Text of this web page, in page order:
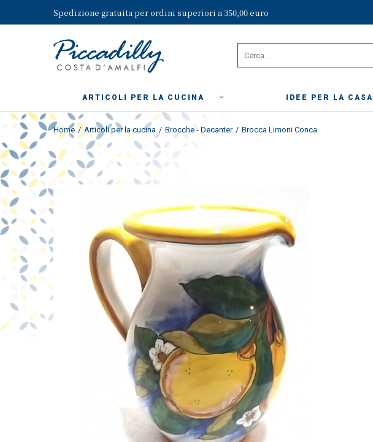
Spedizione gratuita per ordini superiori a 350,00 euro
ARTICOLI PER LA CUCINA IDEE PER LA CASA
Home Articoli per la cucina Brocche - Decanter Brocca Limoni Conca